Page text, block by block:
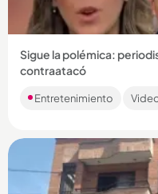
Sigue la polémica:
contraatacó
trasladado a las redes y
Entretenimiento